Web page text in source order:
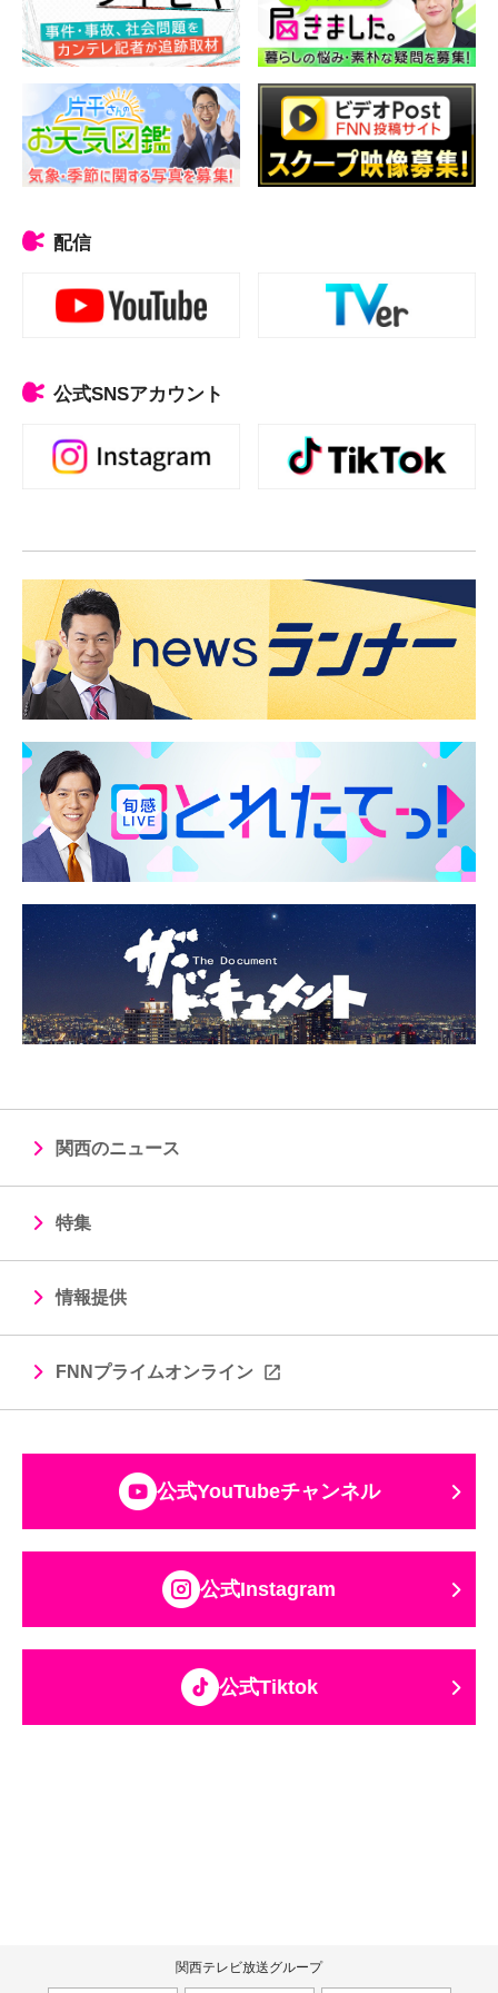
配信
公式SNSアカウント
関西のニュース
特集
情報提供
FNNプライムオンライン
公式YouTubeチャンネル
公式Instagram
公式Tiktok
関西テレビ放送グループ